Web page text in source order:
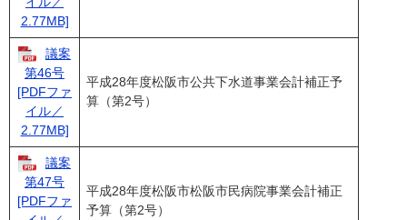
2.77MB]
議案
第46号
[PDFファ
イル／
2.77MB]
平成28年度松阪市公共下水道事業会計補正予
算（第2号）
議案
第47号
[PDFファ
平成28年度松阪市松阪市民病院事業会計補正
予算（第2号）